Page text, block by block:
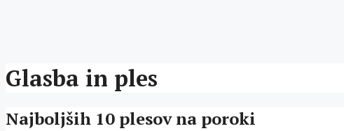
Glasba in ples
Najboljših 10 plesov na poroki